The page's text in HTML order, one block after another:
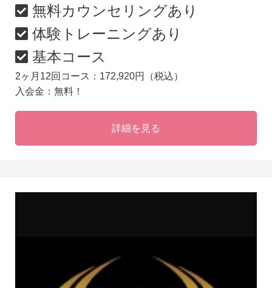
無料カウンセリングあり
体験トレーニングあり
基本コース
2ヶ月12回コース：172,920円（税込）
入会金：無料！
詳細を見る